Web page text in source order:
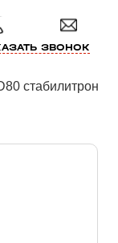
ЗВОНОК
стабилитрон